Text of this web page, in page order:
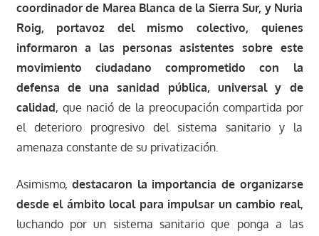
coordinador de Marea Blanca de la Sierra Sur, y Nuria
Roig, portavoz del mismo colectivo, quienes
informaron a las personas asistentes sobre este
movimiento ciudadano comprometido con la
defensa de una sanidad pública, universal y de
calidad, que nació de la preocupación compartida por
el deterioro progresivo del sistema sanitario y la
amenaza constante de su privatización.
Asimismo,destacaron la importancia de organizarse
desde el ámbito local para impulsar un cambio real,
luchando por un sistema sanitario que ponga a las